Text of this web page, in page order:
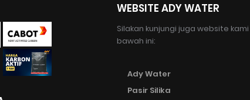
WEBSITE ADY WATER
Silakan kunjungi juga website
bawah ini:
Ady Water
Pasir Silika